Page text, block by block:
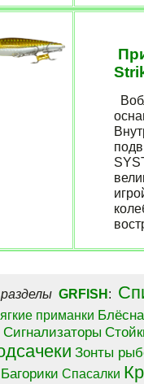
GRFISH :
приманки Блёсна
Сигнализаторы
Зонты
Багорики Спасалки